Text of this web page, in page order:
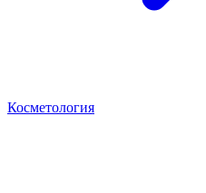
Косметология